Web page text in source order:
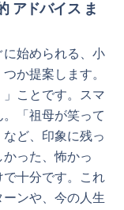
アドバイス ま
始められる、小
か提案します。
ことです。スマ
「祖母が笑って
ど、印象に残っ
った、怖かっ
十分です。これ
ンや、今の人生